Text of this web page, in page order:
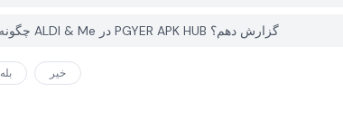
چگونه می توانم یک مشکل با ALDI & Me در PGYER APK HUB گزارش دهم؟
بله خیر